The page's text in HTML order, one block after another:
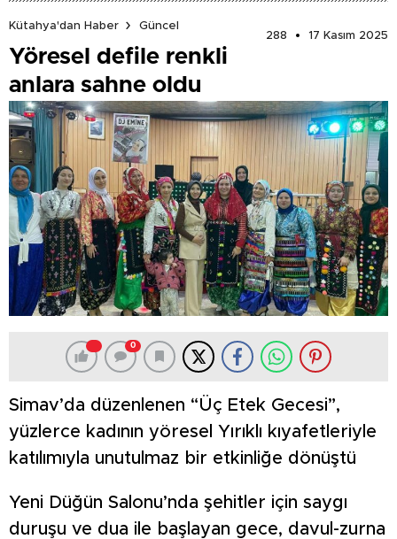
Kütahya'dan Haber
Güncel
288
17 Kasım 2025
Yöresel defile renkli
anlara sahne oldu
0
Simav’da düzenlenen “Üç Etek Gecesi”,
yüzlerce kadının yöresel Yırıklı kıyafetleriyle
katılımıyla unutulmaz bir etkinliğe dönüştü
Yeni Düğün Salonu’nda şehitler için saygı
duruşu ve dua ile başlayan gece, davul-zurna